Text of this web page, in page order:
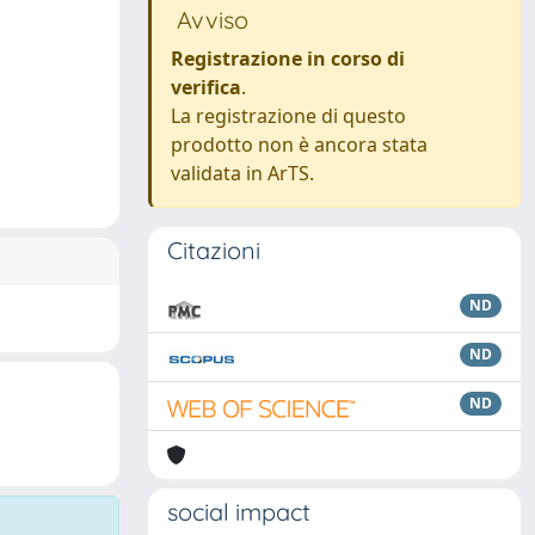
Avviso
Registrazione in corso di
verifica.
La registrazione di questo
prodotto non è ancora stata
validata in ArTS.
Citazioni
ND
ND
ND
social impact